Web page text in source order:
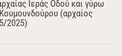
Ιεράς Οδού και γύρω
(αρχαίος
2025)